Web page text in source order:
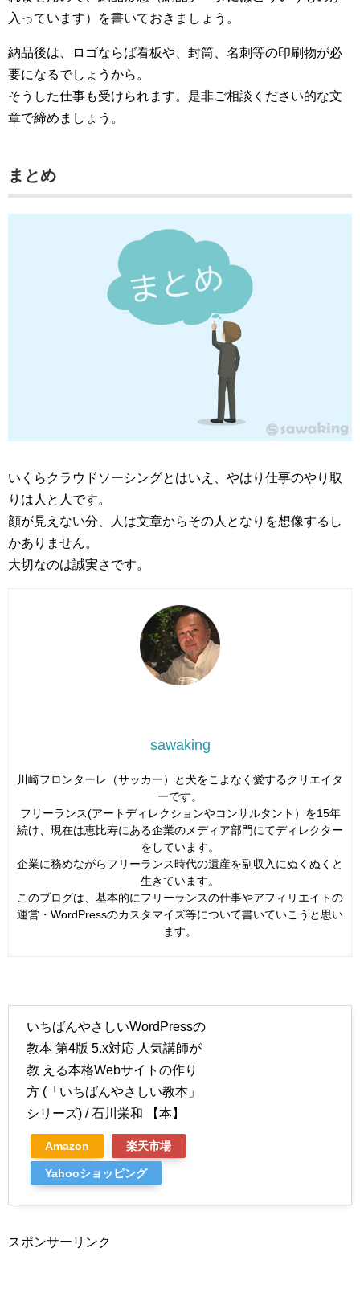
入っています）を書いておきましょう。
納品後は、ロゴならば看板や、封筒、名刺等の印刷物が必
要になるでしょうから。
そうした仕事も受けられます。是非ご相談ください的な文
章で締めましょう。
まとめ
いくらクラウドソーシングとはいえ、やはり仕事のやり取
りは人と人です。
顔が見えない分、人は文章からその人となりを想像するし
かありません。
大切なのは誠実さです。
sawaking
川崎フロンターレ（サッカー）と犬をこよなく愛するクリエイタ
ーです。
フリーランス(アートディレクションやコンサルタント）を15年
続け、現在は恵比寿にある企業のメディア部門にてディレクター
をしています。
企業に務めながらフリーランス時代の遺産を副収入にぬくぬくと
生きています。
このブログは、基本的にフリーランスの仕事やアフィリエイトの
運営・WordPressのカスタマイズ等について書いていこうと思い
ます。
いちばんやさしいWordPressの
教本 第4版 5.x対応 人気講師が
教 える本格Webサイトの作り
方 (「いちばんやさしい教本」
シリーズ) / 石川栄和 【本】
Amazon 楽天市場
Yahooショッピング
スポンサーリンク